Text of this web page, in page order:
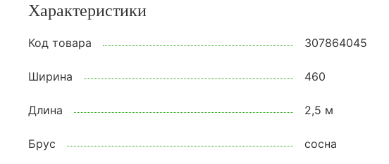
Характеристики
Код товара 307864045
Ширина 460
Длина 2,5 м
Брус сосна